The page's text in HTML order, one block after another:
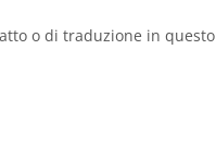
o di traduzione in